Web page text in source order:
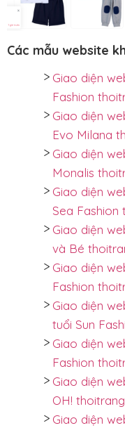
Các mẫu website
Giao diện
Fashion
Giao diện
Evo Milana
Giao diện
Monalis
Giao diện
Sea Fashion
Giao diện
và Bé
Giao diện
Fashion
Giao diện
tuổi Sun
Giao diện
Fashion
Giao diện
OH!
Giao diện